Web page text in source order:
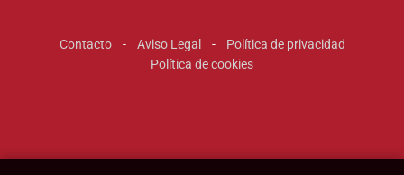
Contacto- Aviso Legal - Política de privacidad
Política de cookies